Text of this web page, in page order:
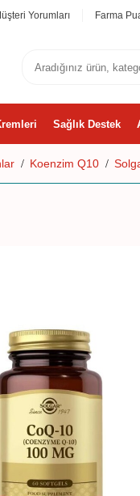
Yorumları Farma
Sağlık Destek
Koenzim Q10